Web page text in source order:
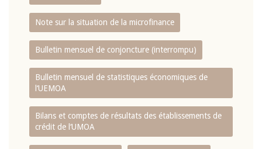
Note sur la situation de la microfinance
Bulletin mensuel de conjoncture (interrompu)
Bulletin mensuel de statistiques économiques de
l‘UEMOA
Bilans et comptes de résultats des établissements de
crédit de l‘UMOA